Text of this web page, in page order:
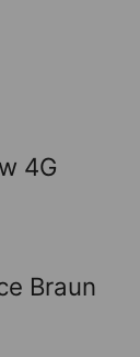
4G
Braun